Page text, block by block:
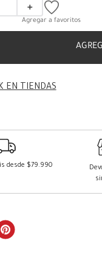
＋
EN TIENDAS
desde $79.990